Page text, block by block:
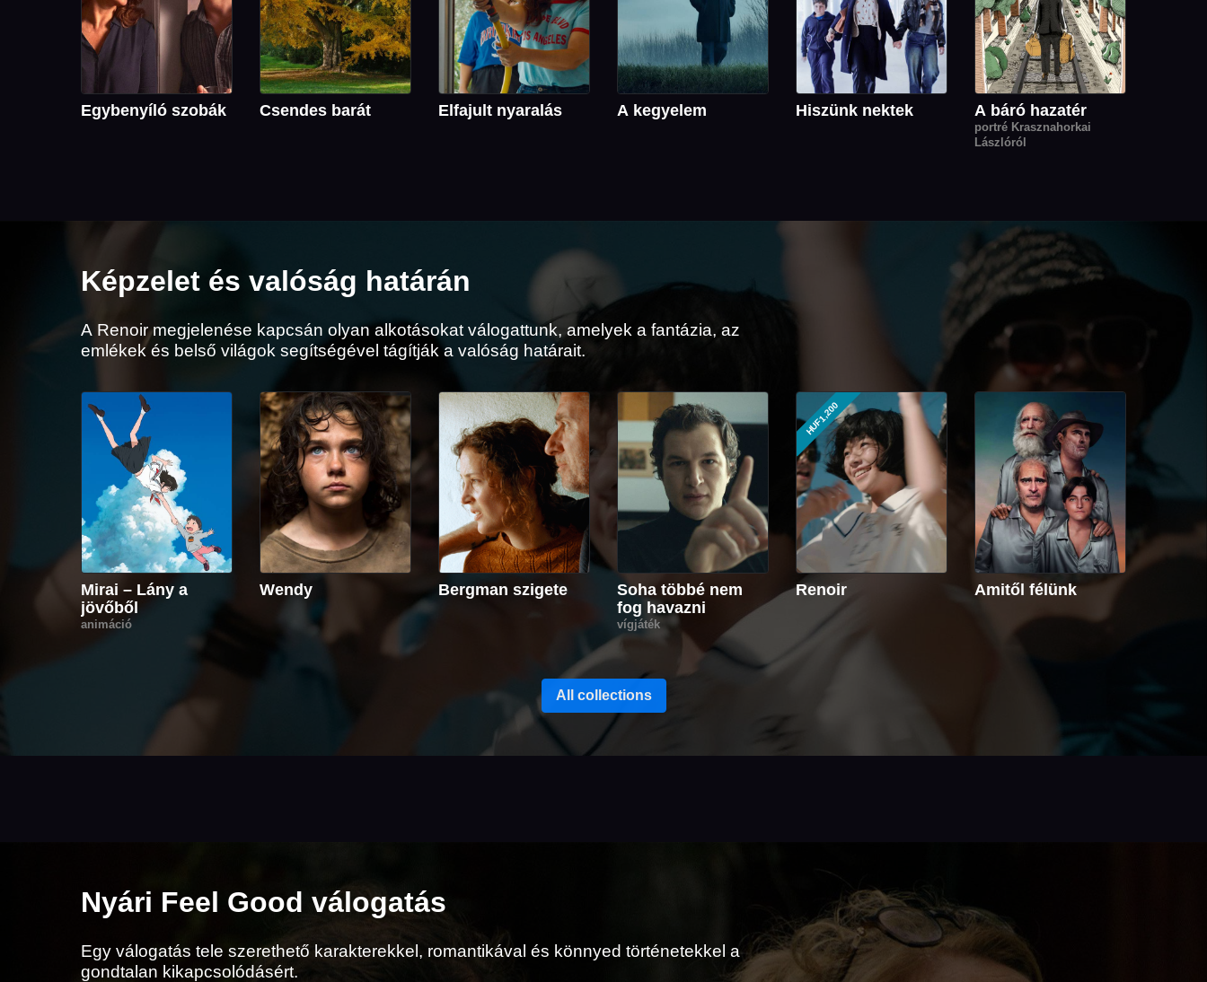
Egybenyíló szobák Csendes barát Elfajult nyaralás A kegyelem Hiszünk nektek A báró hazatér
portré Krasznahorkai
Lászlóról
Képzelet és valóság határán
A Renoir megjelenése kapcsán olyan alkotásokat válogattunk, amelyek a fantázia, az
emlékek és belső világok segítségével tágítják a valóság határait.
Mirai – Lány a
jövőből
animáció
Wendy Bergman szigete
Soha többé nem
fog havazni
vígjáték
HUF1,200
Renoir Amitől félünk
All collections
Nyári Feel Good válogatás
Egy válogatás tele szerethető karakterekkel, romantikával és könnyed történetekkel a
gondtalan kikapcsolódásért.